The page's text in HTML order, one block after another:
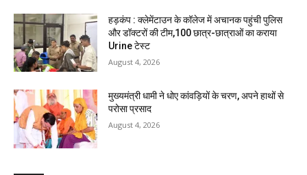
हड़कंप : क्लेमेंटाउन के कॉलेज में अचानक पहुंची पुलिस
और डॉक्टरों की टीम,100 छात्र-छात्राओं का कराया
Urine टेस्ट
August 4, 2026
मुख्यमंत्री धामी ने धोए कांवड़ियों के चरण, अपने हाथों से
परोसा प्रसाद
August 4, 2026